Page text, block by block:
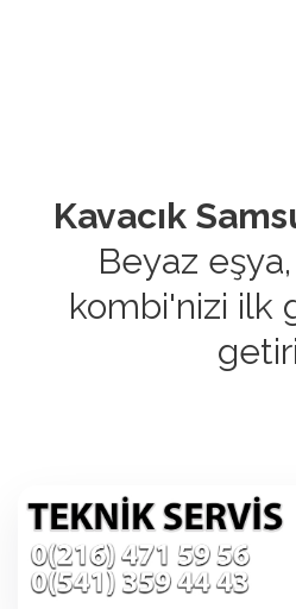
Kavacık
Beyaz
kombi'nizi ilk